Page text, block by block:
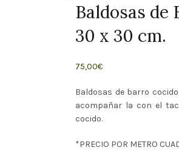
Baldosas de
30 x 30 cm.
75,00€
Baldosas de barro
acompañar la con el
cocido.
*PRECIO POR METRO